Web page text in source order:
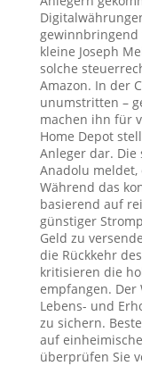
gewinnbringend
kleine Joseph
solche
Amazon. In der
unumstritten –
machen ihn für
Home Depot
Anleger dar.
Anadolu
Während das
basierend auf
günstiger
Geld zu
die Rückkehr
kritisieren die
empfangen. Der
Lebens- und
zu sichern.
auf
überprüfen Sie